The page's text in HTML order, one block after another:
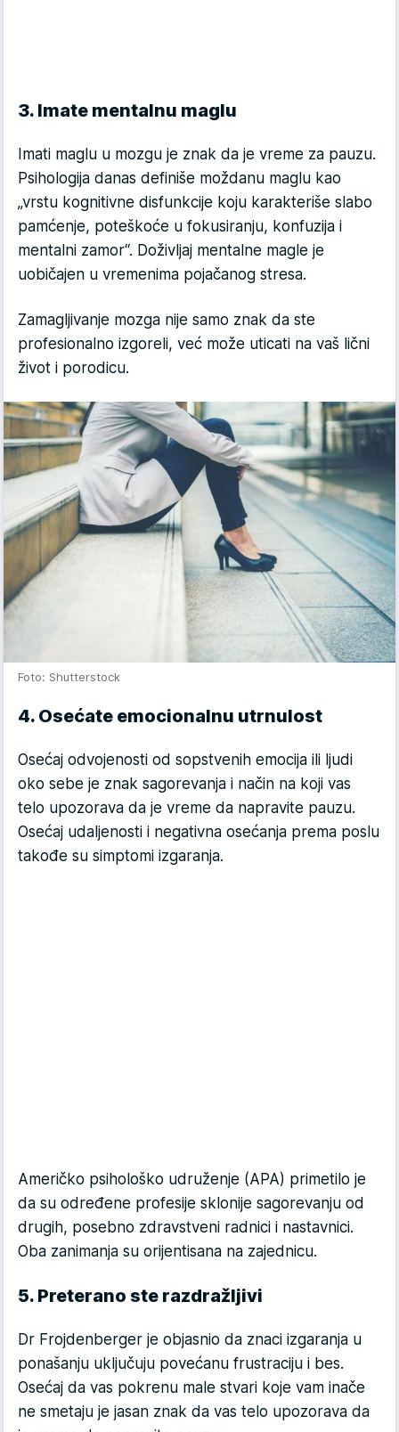
3. Imate mentalnu maglu
Imati maglu u mozgu je znak da je vreme za pauzu.
Psihologija danas definiše moždanu maglu kao
„vrstu kognitivne disfunkcije koju karakteriše slabo
pamćenje, poteškoće u fokusiranju, konfuzija i
mentalni zamor“. Doživljaj mentalne magle je
uobičajen u vremenima pojačanog stresa.
Zamagljivanje mozga nije samo znak da ste
profesionalno izgoreli, već može uticati na vaš lični
život i porodicu.
Foto: Shutterstock
4. Osećate emocionalnu utrnulost
Osećaj odvojenosti od sopstvenih emocija ili ljudi
oko sebe je znak sagorevanja i način na koji vas
telo upozorava da je vreme da napravite pauzu.
Osećaj udaljenosti i negativna osećanja prema poslu
takođe su simptomi izgaranja.
Američko psihološko udruženje (APA) primetilo je
da su određene profesije sklonije sagorevanju od
drugih, posebno zdravstveni radnici i nastavnici.
Oba zanimanja su orijentisana na zajednicu.
5. Preterano ste razdražljivi
Dr Frojdenberger je objasnio da znaci izgaranja u
ponašanju uključuju povećanu frustraciju i bes.
Osećaj da vas pokrenu male stvari koje vam inače
ne smetaju je jasan znak da vas telo upozorava da